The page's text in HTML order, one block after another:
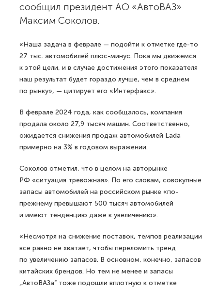
сообщил президент АО «АвтоВАЗ»
Максим Соколов.
«Наша задача в феврале — подойти к отметке где-то
27 тыс. автомобилей плюс-минус. Пока мы движемся
к этой цели, и в случае достижения этого показателя
наш результат будет гораздо лучше, чем в среднем
по рынку», — цитирует его «Интерфакс».
В феврале 2024 года, как сообщалось, компания
продала около 27,9 тысяч машин. Соответственно,
ожидается снижения продаж автомобилей Ladа
примерно на 3% в годовом выражении.
Соколов отметил, что в целом на авторынке
РФ «ситуация тревожная». По его словам, совокупные
запасы автомобилей на российском рынке «по-
прежнему превышают 500 тысяч автомобилей
и имеют тенденцию даже к увеличению».
«Несмотря на снижение поставок, темпов реализации
все равно не хватает, чтобы переломить тренд
по увеличению запасов. В основном, конечно, запасов
китайских брендов. Но тем не менее и запасы
„АвтоВАЗа“ тоже подошли вплотную к отметке